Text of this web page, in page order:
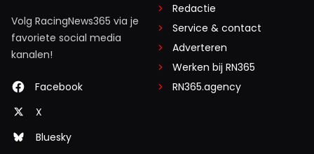
Volg RacingNews365 via je
favoriete social media
kanalen!
Facebook
X
Bluesky
Redactie
Service & contact
Adverteren
Werken bij RN365
RN365.agency